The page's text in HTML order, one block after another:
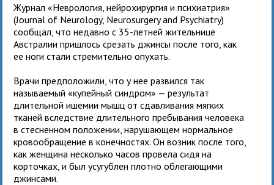
Журнал «Неврология, нейрохирургия и психиатрия»
(Journal of Neurology, Neurosurgery and Psychiatry)
сообщал, что недавно с 35-летней жительнице
Австралии пришлось срезать джинсы после того, как
ее ноги стали стремительно опухать.
Врачи предположили, что у нее развился так
называемый «купейный синдром» — результат
длительной ишемии мышц от сдавливания мягких
тканей вследствие длительного пребывания человека
в стесненном положении, нарушающем нормальное
кровообращение в конечностях. Он возник после того,
как женщина несколько часов провела сидя на
корточках, и был усугублен плотно облегающими
джинсами.